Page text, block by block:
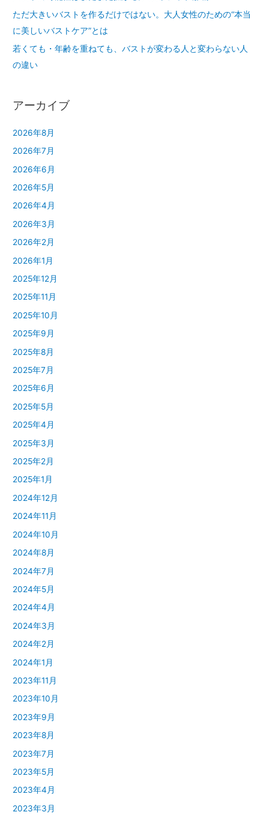
ただ大きいバストを作るだけではない。大人女性のための“本当
に美しいバストケア”とは
若くても・年齢を重ねても、バストが変わる人と変わらない人
の違い
アーカイブ
2026年8月
2026年7月
2026年6月
2026年5月
2026年4月
2026年3月
2026年2月
2026年1月
2025年12月
2025年11月
2025年10月
2025年9月
2025年8月
2025年7月
2025年6月
2025年5月
2025年4月
2025年3月
2025年2月
2025年1月
2024年12月
2024年11月
2024年10月
2024年8月
2024年7月
2024年5月
2024年4月
2024年3月
2024年2月
2024年1月
2023年11月
2023年10月
2023年9月
2023年8月
2023年7月
2023年5月
2023年4月
2023年3月